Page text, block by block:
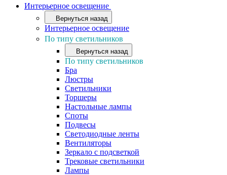
Интерьерное освещение
Вернуться назад
Интерьерное освещение
По типу светильников
Вернуться назад
По типу светильников
Бра
Люстры
Светильники
Торшеры
Настольные лампы
Споты
Подвесы
Светодиодные ленты
Вентиляторы
Зеркало с подсветкой
Трековые светильники
Лампы